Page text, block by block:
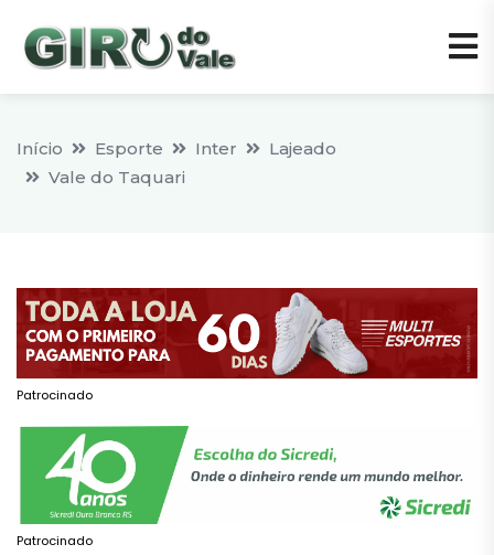
Início Esporte Inter
Lajeado
Vale do Taquari
Patrocinado
Patrocinado